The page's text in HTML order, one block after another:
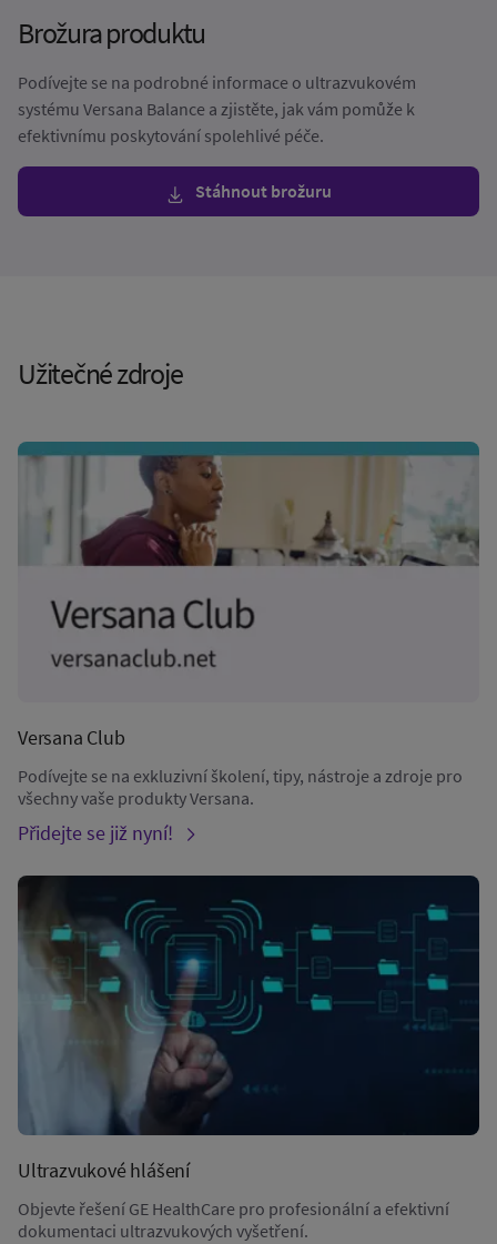
Brožura produktu
Podívejte se na podrobné informace o ultrazvukovém
systému Versana Balance a zjistěte, jak vám pomůže k
efektivnímu poskytování spolehlivé péče.
Stáhnout brožuru
Užitečné zdroje
Versana Club
Podívejte se na exkluzivní školení, tipy, nástroje a zdroje pro
všechny vaše produkty Versana.
Přidejte se již nyní!
Ultrazvukové hlášení
Objevte řešení GE HealthCare pro profesionální a efektivní
dokumentaci ultrazvukových vyšetření.